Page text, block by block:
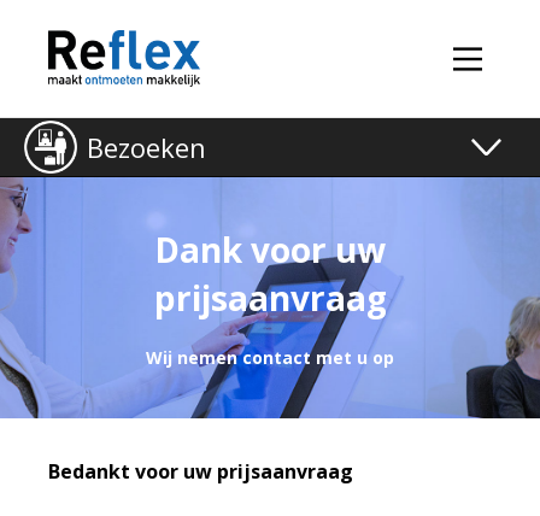
Toggle
Bezoeken
Dank voor uw
prijsaanvraag
Wij nemen contact met u op
Bedankt voor uw prijsaanvraag